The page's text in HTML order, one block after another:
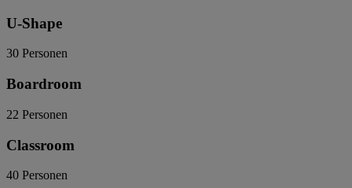
U-Shape
30 Personen
Boardroom
22 Personen
Classroom
40 Personen